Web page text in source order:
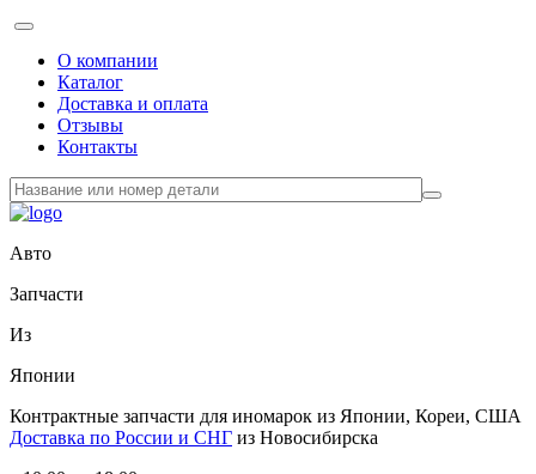
О компании
Каталог
Доставка и оплата
Отзывы
Контакты
Авто
Запчасти
Из
Японии
Контрактные запчасти для иномарок из Японии, Кореи, США
Доставка по России и СНГ из Новосибирска